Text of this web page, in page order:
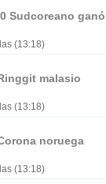
Sudcoreano ganó
(13:18)
malasio
(13:18)
noruega
(13:18)